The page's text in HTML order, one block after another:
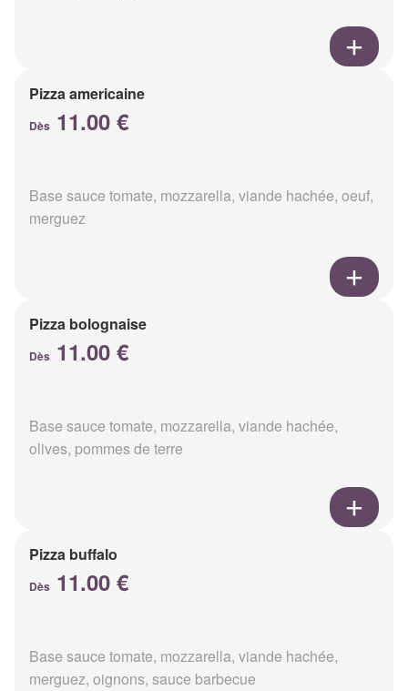
Pizza americaine
Dès 11.00 €
Base sauce tomate, mozzarella, viande hachée, oeuf,
merguez
Pizza bolognaise
Dès 11.00 €
Base sauce tomate, mozzarella, viande hachée,
olives, pommes de terre
Pizza buffalo
Dès 11.00 €
Base sauce tomate, mozzarella, viande hachée,
merguez, oignons, sauce barbecue